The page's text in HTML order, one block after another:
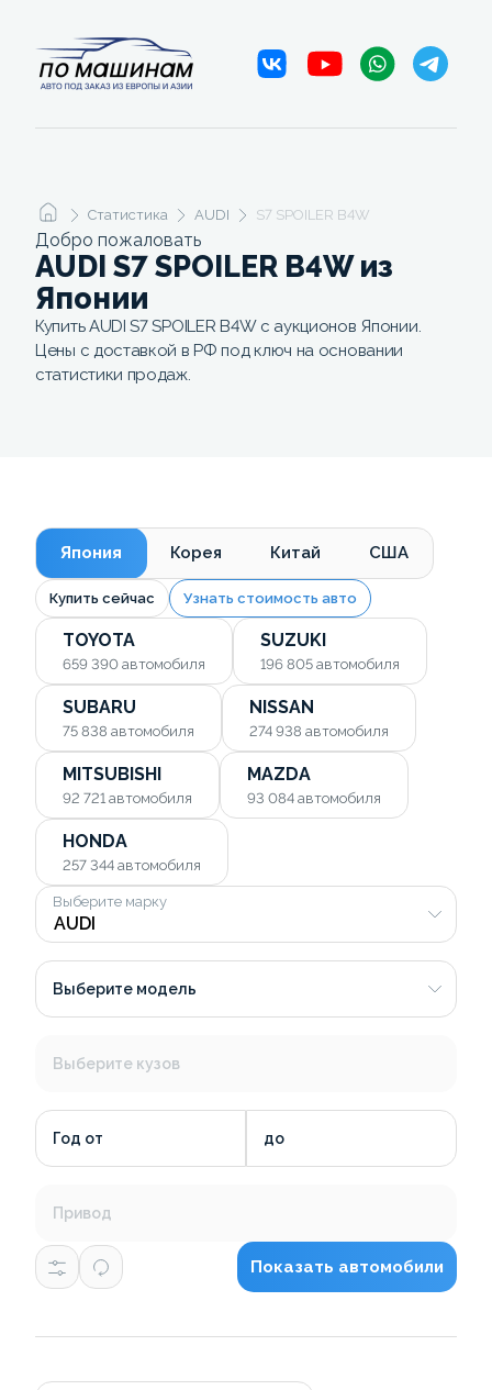
Статистика AUDI S7 SPOILER B4W
Добро пожаловать
AUDI S7 SPOILER B4W из
Японии
Купить AUDI S7 SPOILER B4W с аукционов Японии.
Цены с доставкой в РФ под ключ на основании
статистики продаж.
Япония Корея Китай США
Купить сейчас Узнать стоимость авто
TOYOTA
659 390 автомобиля
SUZUKI
196 805 автомобиля
SUBARU
75 838 автомобиля
NISSAN
274 938 автомобиля
MITSUBISHI
92 721 автомобиля
MAZDA
93 084 автомобиля
HONDA
257 344 автомобиля
Выберите марку
Выберите модель
Выберите кузов
Год от до
Привод
Показать автомобили